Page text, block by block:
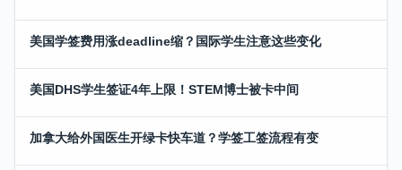
美国学签费用涨deadline缩？国际学生注意这些变化
美国DHS学生签证4年上限！STEM博士被卡中间
加拿大给外国医生开绿卡快车道？学签工签流程有变